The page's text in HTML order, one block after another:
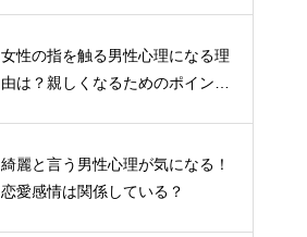
女性の指を触る男性心理になる理
由は？親しくなるためのポイント
綺麗と言う男性心理が気になる！
恋愛感情は関係している？